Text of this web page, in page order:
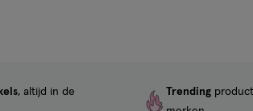
, altijd in de
Trending